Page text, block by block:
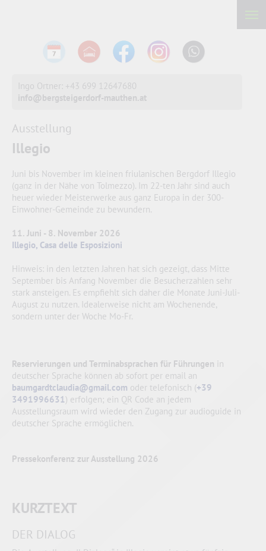
Ingo Ortner: +43 699 12647680
info@bergsteigerdorf-mauthen.at
Ausstellung
Illegio
Juni bis November im kleinen friulanischen Bergdorf Illegio
(ganz in der Nähe von Tolmezzo). Im 22-ten Jahr sind auch
heuer wieder Meisterwerke aus ganz Europa in der 300-
Einwohner-Gemeinde zu bewundern.
11. Juni - 8. November 2026
Illegio, Casa delle Esposizioni
Hinweis: in den letzten Jahren hat sich gezeigt, dass Mitte
September bis Anfang November die Besucherzahlen sehr
stark ansteigen. Es empfiehlt sich daher die Monate Juni-Juli-
August zu nutzen. Idealerweise nicht am Wochenende,
sondern unter der Woche Mo-Fr.
Reservierungen und Terminabsprachen für Führungen in
deutscher Sprache können ab sofort per email an
baumgardtclaudia@gmail.com oder telefonisch (+39
3491996631) erfolgen; ein QR Code an jedem
Ausstellungsraum wird wieder den Zugang zur audioguide in
deutscher Sprache ermöglichen.
Pressekonferenz zur Ausstellung 2026
KURZTEXT
DER DIALOG